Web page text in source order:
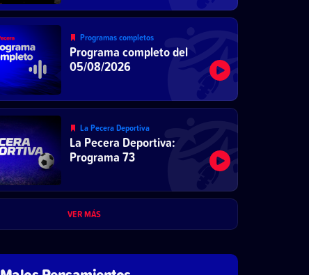
Programas completos
Programa completo del
05/08/2026
La Pecera Deportiva
La Pecera Deportiva:
Programa 73
VER MÁS